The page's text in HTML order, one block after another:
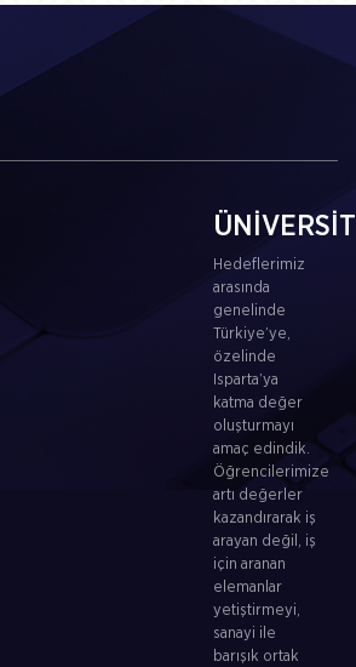
Hedeflerimiz
arasında
genelinde
Türkiye’ye,
özelinde
Isparta’ya
katma değer
oluşturmayı
amaç edindik.
Öğrencilerimize
artı değerler
kazandırarak iş
arayan değil, iş
için aranan
elemanlar
yetiştirmeyi,
sanayi ile
barışık ortak